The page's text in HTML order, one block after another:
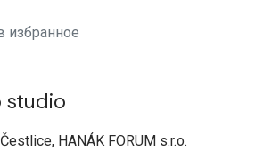
избранное
studio
HANÁK FORUM s.r.o.